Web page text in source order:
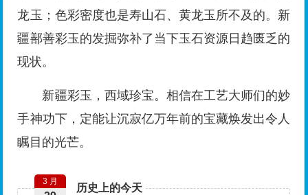
龙玉；色彩密度也是寿山石、黄龙玉所不及的。新
疆鄯善彩玉的发掘弥补了当下玉石资源日趋匮乏的
现状。
新疆彩玉，西域珍宝。相信在工艺大师们的妙
手神功下，定能让沉寂亿万年前的宝藏焕发出令人
瞩目的光芒。
历史上的今天
3 月